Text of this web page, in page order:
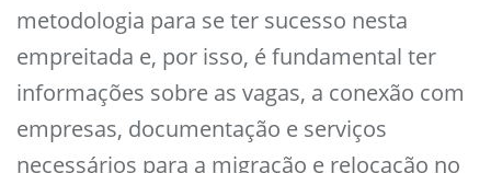
metodologia para se ter sucesso nesta
empreitada e, por isso, é fundamental ter
informações sobre as vagas, a conexão com
empresas, documentação e serviços
necessários para a migração e relocação no